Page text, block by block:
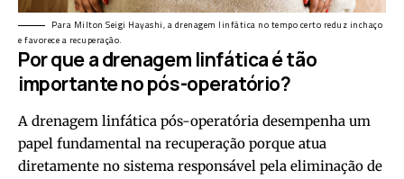
Para Milton Seigi Hayashi, a drenagem linfática no tempo certo reduz inchaço
e favorece a recuperação.
Por que a drenagem linfática é tão
importante no pós-operatório?
A drenagem linfática pós-operatória desempenha um
papel fundamental na recuperação porque atua
diretamente no sistema responsável pela eliminação de